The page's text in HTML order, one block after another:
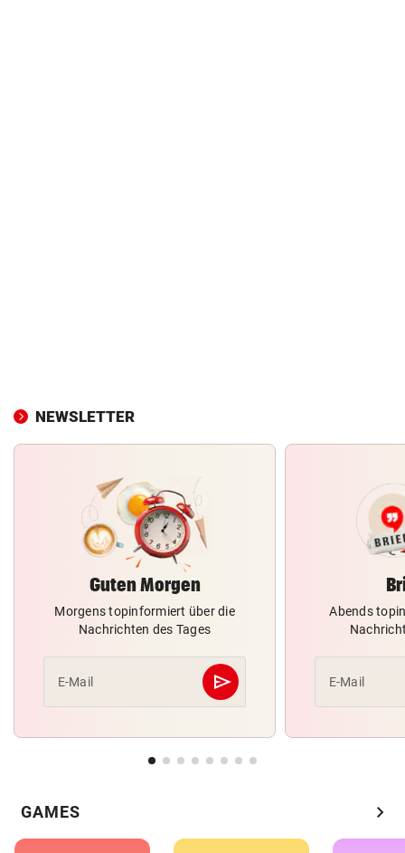
NEWSLETTER
Guten Morgen
Morgens topinformiert über die
Nachrichten des Tages
E-Mail send
Abschicken
Abends
E-Mail
GAMES chevron_right